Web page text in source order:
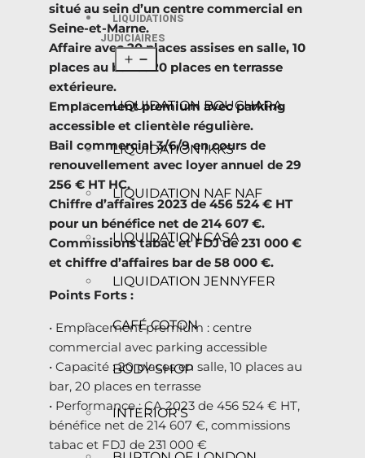
LIQUIDATIONS
JUDICIAIRES
LIQUIDATION BOUCHARA
LIQUIDATION IKKS
LIQUIDATION NAF NAF
LIQUIDATION CASA
LIQUIDATION JENNYFER
CAFÉ COTON
BODY SHOP
INTERIOR’S
situé au sein d’un centre commercial en
Seine-et-Marne.
Affaire avec 20 places assises en salle, 10
places au bar et 20 places en terrasse
extérieure.
Emplacement premium avec parking
accessible et clientèle régulière.
Bail commercial 3/6/9 en cours de
renouvellement avec loyer annuel de 29
256 € HT HC.
Chiffre d’affaires 2023 de 456 524 € HT
pour un bénéfice net de 214 607 €.
Commissions tabac et FDJ de 231 000 €
et chiffre d’affaires bar de 58 000 €.
Points Forts :
• Emplacement premium : centre
commercial avec parking accessible
• Capacité : 20 places en salle, 10 places au
bar, 20 places en terrasse
• Performance : CA 2023 de 456 524 € HT,
bénéfice net de 214 607 €, commissions
tabac et FDJ de 231 000 €